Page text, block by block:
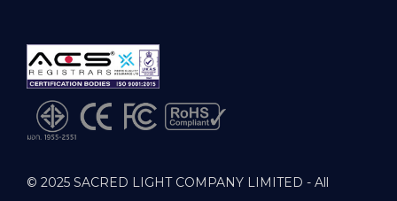
© 2025 SACRED LIGHT COMPANY LIMITED - All